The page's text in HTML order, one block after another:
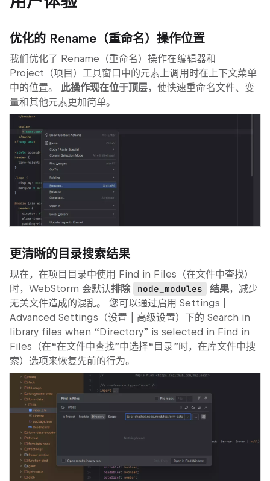
优化的 Rename （重命名）操作位置
我们优化了 Rename （重命名）操作在编辑器和
Project （项目）工具窗口中的元素上调用时在上下文菜单
中的位置。 此操作现在位于顶层，使快速重命名文件、变
量和其他元素更加简单。
更清晰的目录搜索结果
现在，在项目目录中使用 Find in Files （在文件中查找）
时，WebStorm 会默认排除 node_modules 结果，减少
无关文件造成的混乱。 您可以通过启用Settings |
Advanced Settings （设置 | 高级设置）下的 Search in
library files when “Directory” is selected in Find in
Files （在“在文件中查找”中选择“目录”时，在库文件中搜
索）选项来恢复先前的行为。